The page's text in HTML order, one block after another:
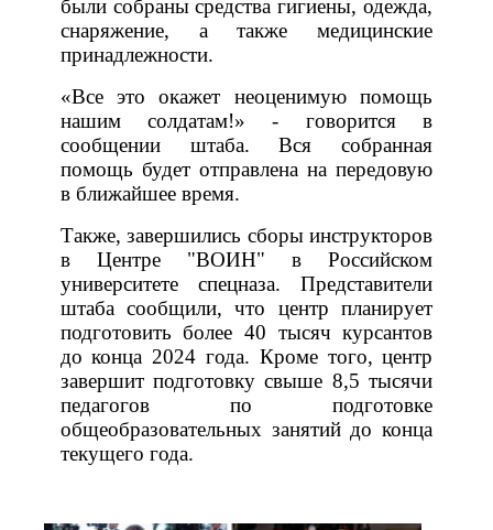
были собраны средства гигиены, одежда,
снаряжение, а также медицинские
принадлежности.
«Все это окажет неоценимую помощь
нашим солдатам!» - говорится в
сообщении штаба. Вся собранная
помощь будет отправлена на передовую
в ближайшее время.
Также, завершились сборы инструкторов
в Центре "ВОИН" в Российском
университете спецназа. Представители
штаба сообщили, что центр планирует
подготовить более 40 тысяч курсантов
до конца 2024 года. Кроме того, центр
завершит подготовку свыше 8,5 тысячи
педагогов по подготовке
общеобразовательных занятий до конца
текущего года.